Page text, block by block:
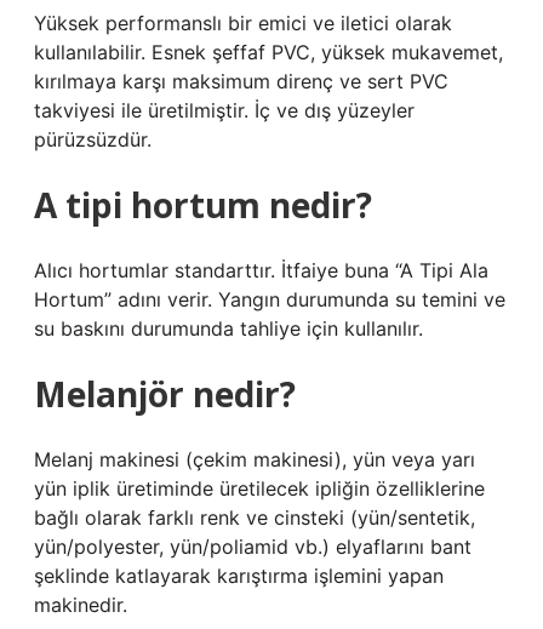
Yüksek performanslı bir emici ve iletici olarak
kullanılabilir. Esnek şeffaf PVC, yüksek mukavemet,
kırılmaya karşı maksimum direnç ve sert PVC
takviyesi ile üretilmiştir. İç ve dış yüzeyler
pürüzsüzdür.
A tipi hortum nedir?
Alıcı hortumlar standarttır. İtfaiye buna “A Tipi Ala
Hortum” adını verir. Yangın durumunda su temini ve
su baskını durumunda tahliye için kullanılır.
Melanjör nedir?
Melanj makinesi (çekim makinesi), yün veya yarı
yün iplik üretiminde üretilecek ipliğin özelliklerine
bağlı olarak farklı renk ve cinsteki (yün/sentetik,
yün/polyester, yün/poliamid vb.) elyaflarını bant
şeklinde katlayarak karıştırma işlemini yapan
makinedir.